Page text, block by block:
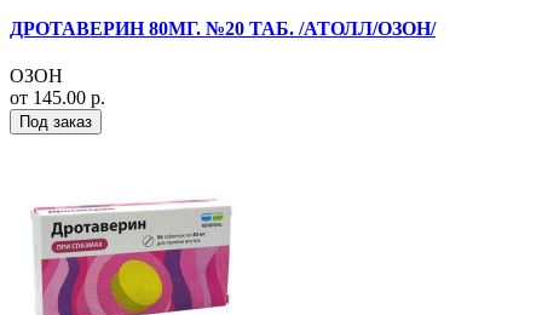
ДРОТАВЕРИН 80МГ. №20 ТАБ. /АТОЛЛ/ОЗОН/
ОЗОН
от 145.00 р.
Под заказ